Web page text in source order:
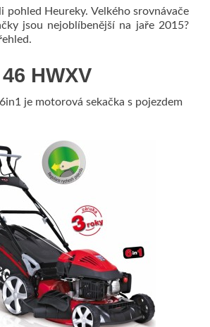
pohled Heureky. Velkého srovnávače
jsou nejoblíbenější na jaře 2015?
HWXV
je motorová sekačka s pojezdem